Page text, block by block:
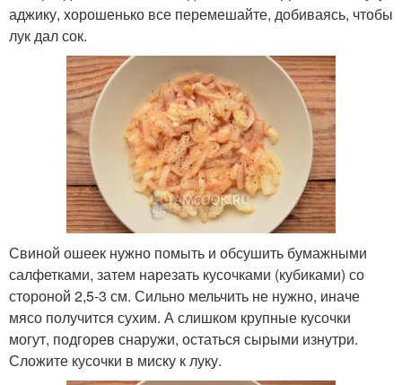
аджику, хорошенько все перемешайте, добиваясь, чтобы
лук дал сок.
Свиной ошеек нужно помыть и обсушить бумажными
салфетками, затем нарезать кусочками (кубиками) со
стороной 2,5-3 см. Сильно мельчить не нужно, иначе
мясо получится сухим. А слишком крупные кусочки
могут, подгорев снаружи, остаться сырыми изнутри.
Сложите кусочки в миску к луку.